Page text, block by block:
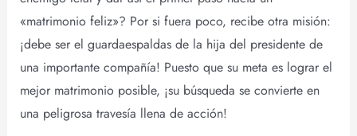
«matrimonio feliz»? Por si fuera poco, recibe otra misión:
¡debe ser el guardaespaldas de la hija del presidente de
una importante compañía! Puesto que su meta es lograr el
mejor matrimonio posible, ¡su búsqueda se convierte en
una peligrosa travesía llena de acción!